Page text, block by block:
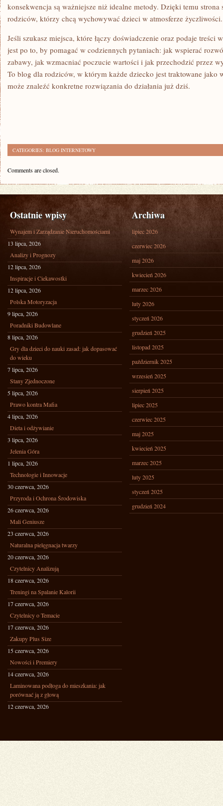
konsekwencja są ważniejsze niż idealne metody. Dzięki temu strona
rodziców, którzy chcą wychowywać dzieci w atmosferze życzliwości.
Jeśli szukasz miejsca, które łączy doświadczenie oraz podaje treści
jest po to, by pomagać w codziennych pytaniach: jak wspierać
zabawy, jak wzmacniać poczucie wartości i jak przechodzić przez
To blog dla rodziców, w którym każde dziecko jest traktowane jako
może znaleźć konkretne rozwiązania do działania już dziś.
CATEGORIES: BLOG INTERNETOWY
Comments are closed.
Ostatnie wpisy
Wynajem i Zarządzanie Nieruchomościami
13 lipca, 2026
Analizy i Prognozy
12 lipca, 2026
Inspiracje i Ciekawostki
12 lipca, 2026
Polska Motoryzacja
9 lipca, 2026
Poradniki Budowlane
8 lipca, 2026
Gry dla dzieci do nauki zasad: jak dopasować
do wieku
7 lipca, 2026
Stany Zjednoczone
5 lipca, 2026
Prawo kontra Mafia
4 lipca, 2026
Dieta i odżywianie
3 lipca, 2026
Jelenia Góra
1 lipca, 2026
Technologie i Innowacje
30 czerwca, 2026
Przyroda i Ochrona Środowiska
26 czerwca, 2026
Mali Geniusze
23 czerwca, 2026
Naturalna pielęgnacja twarzy
20 czerwca, 2026
Czytelnicy Analizują
18 czerwca, 2026
Treningi na Spalanie Kalorii
17 czerwca, 2026
Czytelnicy o Temacie
17 czerwca, 2026
Zakupy Plus Size
15 czerwca, 2026
Nowości i Premiery
14 czerwca, 2026
Laminowana podłoga do mieszkania: jak
porównać ją z głową
12 czerwca, 2026
Archiwa
lipiec 2026
czerwiec 2026
maj 2026
kwiecień 2026
marzec 2026
luty 2026
styczeń 2026
grudzień 2025
listopad 2025
październik 2025
wrzesień 2025
sierpień 2025
lipiec 2025
czerwiec 2025
maj 2025
kwiecień 2025
marzec 2025
luty 2025
styczeń 2025
grudzień 2024